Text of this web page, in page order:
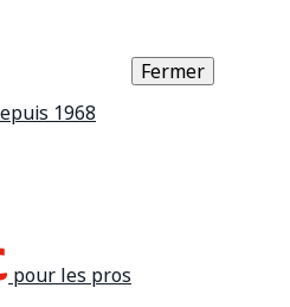
1968
pour les pros
Fermer